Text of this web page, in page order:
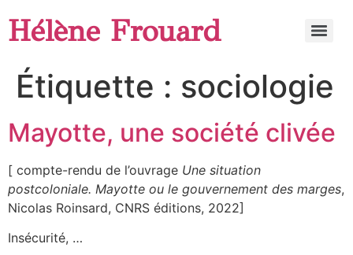
Hélène Frouard
Étiquette : sociologie
Mayotte, une société clivée
[ compte-rendu de l’ouvrage Une situation
postcoloniale. Mayotte ou le gouvernement des marges,
Nicolas Roinsard, CNRS éditions, 2022]
Insécurité, …